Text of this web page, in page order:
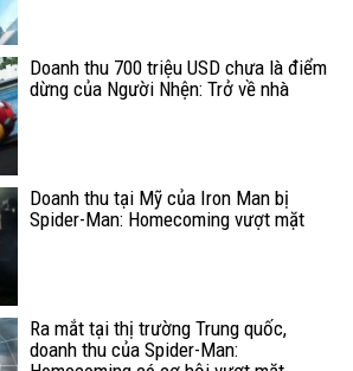
Doanh thu 700 triệu USD chưa là điểm
dừng của Người Nhện: Trở về nhà
Doanh thu tại Mỹ của Iron Man bị
Spider-Man: Homecoming vượt mặt
Ra mắt tại thị trường Trung quốc,
doanh thu của Spider-Man: